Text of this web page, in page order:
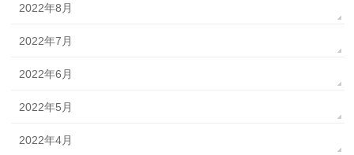
2022年8月
2022年7月
2022年6月
2022年5月
2022年4月